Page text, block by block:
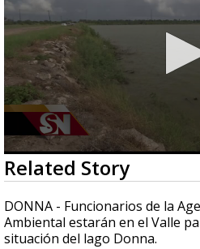
0
seconds
of
2
minutes,
29
seconds
Related Story
DONNA - Funcionarios de la
Ambiental estarán en el Valle
situación del lago Donna.